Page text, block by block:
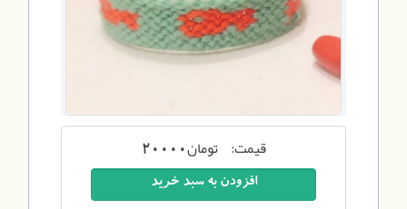
قیمت: تومان20000